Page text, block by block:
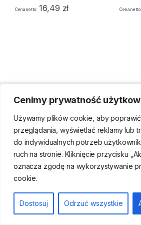
Cenimy prywatność
Używamy plików cookie, aby
przeglądania, wyświetlać reklamy lub
do indywidualnych potrzeb
ruch na stronie. Kliknięcie przycisku
oznacza zgodę na wykorzystywanie
cookie.
Dostosuj Odrzuć wszystkie
Cena netto 16,49 zł Cena netto
Strefa klienta
(22) 761-17-50,
474 442